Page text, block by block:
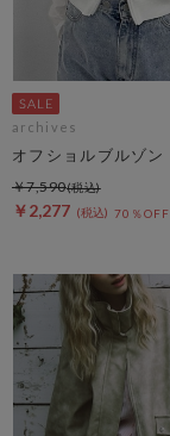
archives
オフショルブルゾン
￥2,277 70％OFF
￥7,590